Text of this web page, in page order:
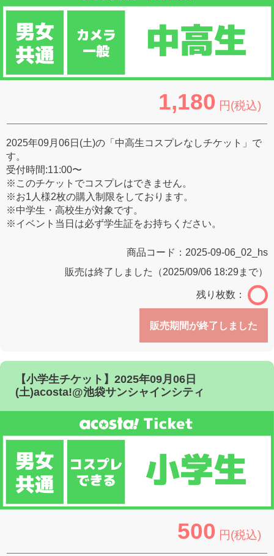
1,180 円(税込)
2025年09月06日(土)の「中高生コスプレなしチケット」で
す。
受付時間:11:00〜
※このチケットでコスプレはできません。
※お1人様2枚の購入制限をしております。
※中学生・高校生が対象です。
※イベント当日は必ず学生証をお持ちください。
商品コード： 2025-09-06_02_hs
販売は終了しました（2025/09/06 18:29まで）
残り枚数：
販売期間が終了しました
【小学生チケット】2025年09月06日
(土)acosta!@池袋サンシャインシティ
500 円(税込)